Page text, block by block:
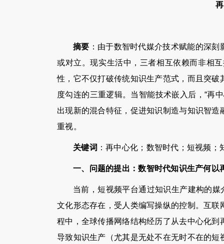
摘要 ：由于数智时代媒介技术赋能的深刻
或对立。现实生活中，三者相互依赖而非相
性，它不仅打破传统知识生产范式，而且突
度勾连的三重逻辑。当智能技术嵌入后，“再
出现新的混合特征，促进知识制造与知识智
重视。
关键词 ：再中心化；数智时代；短视频；
一、问题的提出：数智时代知识生产何以
当前，短视频平台通过知识生产建构的
文化形态存在，受人类编写操纵的控制。互
程中，全球传播网络结构经历了从去中心化
导致知识生产（尤其是无处不在无时不在的